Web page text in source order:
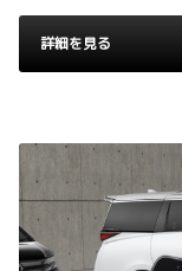
詳細を見る